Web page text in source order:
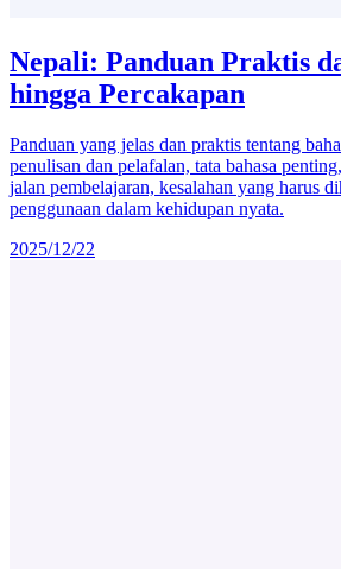
Nepali: Panduan Praktis
hingga Percakapan
Panduan yang jelas dan praktis tentang
penulisan dan pelafalan, tata bahasa
jalan pembelajaran, kesalahan yang harus
penggunaan dalam kehidupan nyata.
2025/12/22